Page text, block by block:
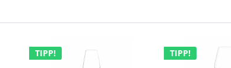
TIPP! TIPP!